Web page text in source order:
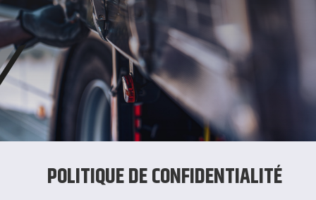
POLITIQUE DE CONFIDENTIALITÉ